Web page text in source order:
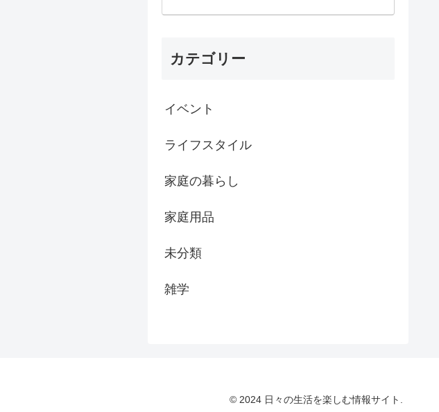
カテゴリー
イベント
ライフスタイル
家庭の暮らし
家庭用品
未分類
雑学
© 2024 日々の生活を楽しむ情報サイト.